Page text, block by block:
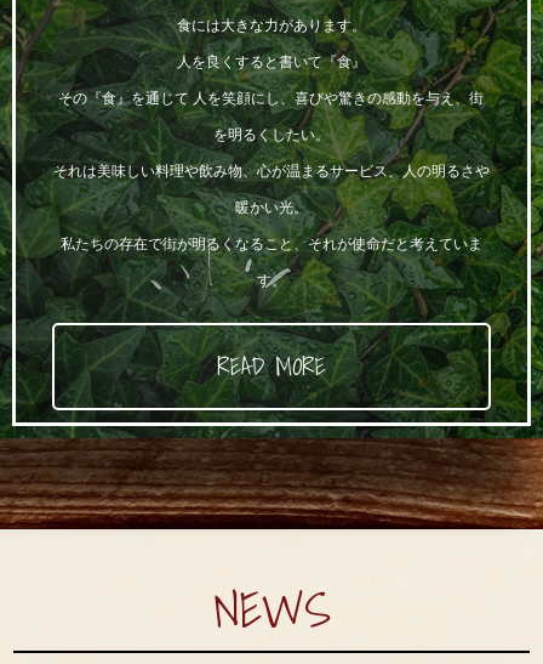
食には大きな力があります。
人を良くすると書いて『食』
その『食』を通じて 人を笑顔にし、喜びや驚きの感動を与え、街
を明るくしたい。
それは美味しい料理や飲み物、心が温まるサービス、人の明るさや
暖かい光。
私たちの存在で街が明るくなること、それが使命だと考えていま
す。
READ MORE
NEWS